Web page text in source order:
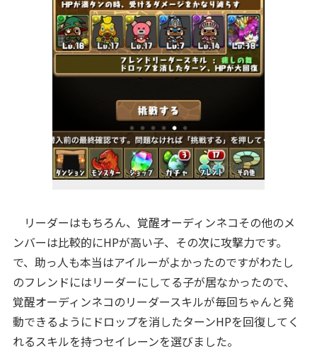
リーダーはもちろん、覚醒オーディンネコその他のメ
ンバーは比較的にHPが高い子、その次に攻撃力です。
で、助っ人も本当はアイルーがよかったのですがわたし
のフレンドにはリーダーにしてる子が居なかったので、
覚醒オーディンネコのリーダースキルが毎回ちゃんと発
動できるようにドロップを消したターンHPを回復してく
れるスキルを持つセイレーンを選びました。